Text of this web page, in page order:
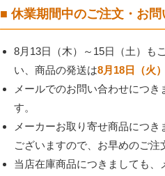
■ 休業期間中のご注文・お
8月13日（木）～15日（土）も
い、商品の発送は8月18日（火
メールでのお問い合わせにつき
す。
メーカーお取り寄せ商品につ
ございますので、お早めのご注
当店在庫商品につきましても、